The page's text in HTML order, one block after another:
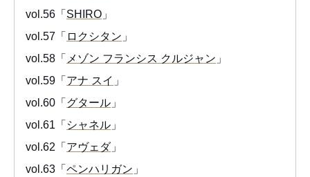
vol.56「 SHIRO 」
vol.57「 ロクシタン 」
vol.58「 メゾン フランシス クルジャン 」
vol.59「 アナ スイ 」
vol.60「 グタール 」
vol.61「 シャネル 」
vol.62「 アヴェダ」
vol.63「 ペンハリガン 」